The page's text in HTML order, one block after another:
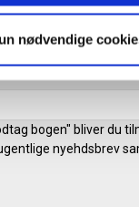
nødvendige
mailboks
bogen" bliver du
nyehdsbrev